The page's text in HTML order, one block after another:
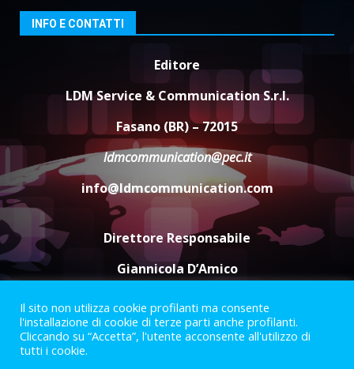
3
Banda”
US Fasano, Scianaro: “Profonda
amarezza per esclusione dal
campionato di calcio”
7 Agosto 2026 06:00
Fasanese ferito a colpi di arma
da fuoco
6 Agosto 2026 18:13
INFO E CONTATTI
Editore
LDM Service & Communication S.r.l.
Fasano (BR) – 72015
ldmcommunication@pec.it
info@ldmcommunication.com
Direttore Responsabile
Giannicola D’Amico
Termini e Condizioni
Privacy Policy
Informazioni Legali
Il sito non utilizza cookie profilanti ma consente
l'installazione di cookie di terze parti anche profilanti.
Cliccando su “Accetta”, l'utente acconsente all'utilizzo di
tutti i cookie.